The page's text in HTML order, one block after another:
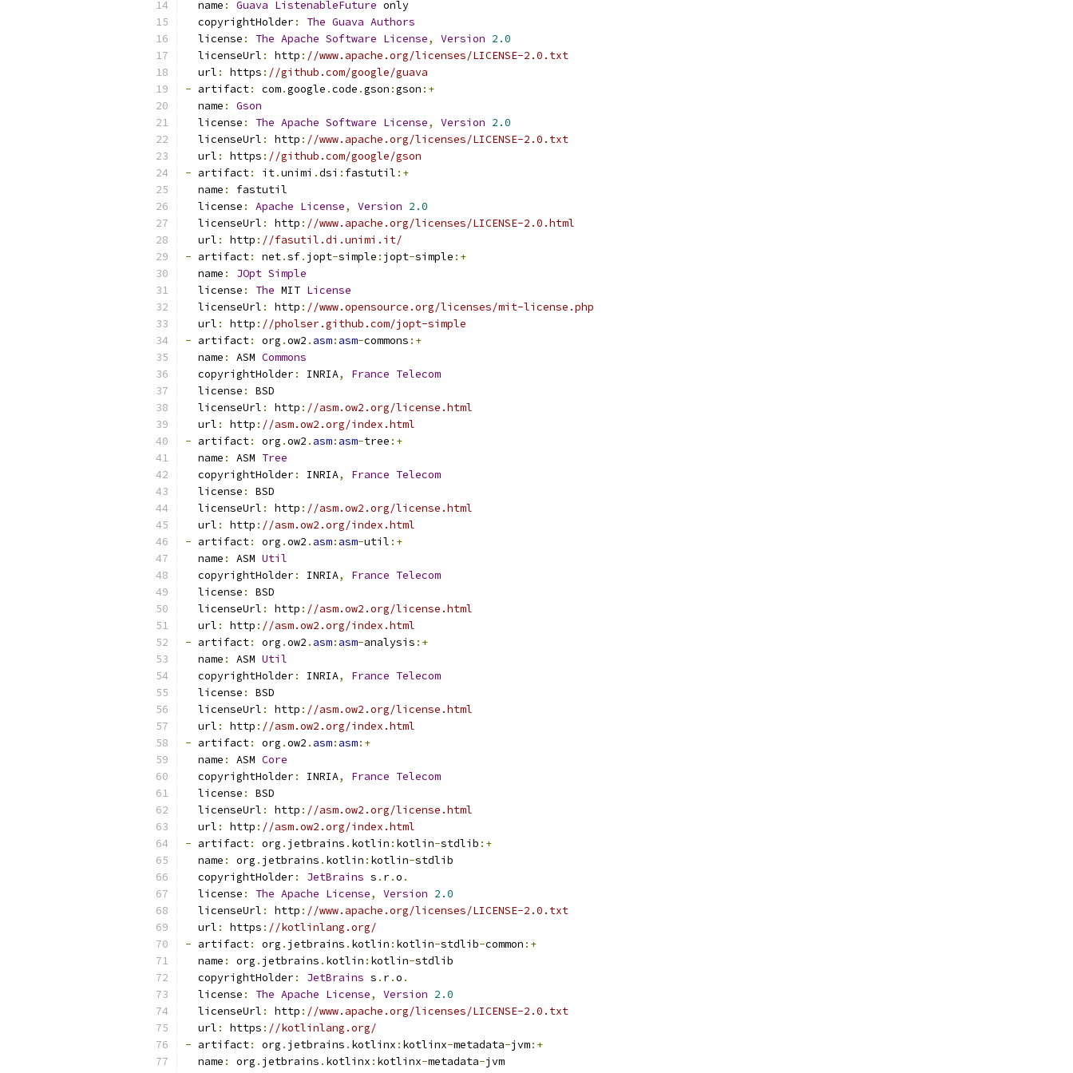
  name
: Guava ListenableFuture only
  copyrightHolder
: The Guava Authors
  license
: The Apache Software License, Version 2.0
  licenseUrl
: http : //www.apache.org/licenses/LICENSE-2.0.txt
  url
: https : //github.com/google/guava
- artifact: com.google .code .gson :gson :+
  name
:
Gson
  license
: The Apache Software License, Version 2.0
  licenseUrl
: http : //www.apache.org/licenses/LICENSE-2.0.txt
  url
: https : //github.com/google/gson
- artifact: it.unimi .dsi : fastutil :+
  name
:
fastutil
  license
: Apache License, Version 2.0
  licenseUrl
: http : //www.apache.org/licenses/LICENSE-2.0.html
  url
: http : //fasutil.di.unimi.it/
- artifact: net.sf. jopt-simple : jopt-simple :+
  name
: JOpt Simple
  license
: The MIT License
  licenseUrl
: http : //www.opensource.org/licenses/mit-license.php
  url
: http : //pholser.github.com/jopt-simple
- artifact: org .ow2 . asm: asm-commons :+
  name
: ASM Commons
  copyrightHolder
: INRIA, France Telecom
  license
:
BSD
  licenseUrl
: http : //asm.ow2.org/license.html
  url
: http : //asm.ow2.org/index.html
- artifact: org .ow2 . asm: asm-tree :+
  name
: ASM Tree
  copyrightHolder
: INRIA, France Telecom
  license
:
BSD
  licenseUrl
: http : //asm.ow2.org/license.html
  url
: http : //asm.ow2.org/index.html
- artifact: org .ow2 . asm: asm-util :+
  name
: ASM Util
  copyrightHolder
: INRIA, France Telecom
  license
:
BSD
  licenseUrl
: http : //asm.ow2.org/license.html
  url
: http : //asm.ow2.org/index.html
- artifact: org .ow2 . asm: asm-analysis :+
  name
: ASM Util
  copyrightHolder
: INRIA, France Telecom
  license
:
BSD
  licenseUrl
: http : //asm.ow2.org/license.html
  url
: http : //asm.ow2.org/index.html
- artifact: org .ow2 . asm: asm:+
  name
: ASM Core
  copyrightHolder
: INRIA, France Telecom
  license
:
BSD
  licenseUrl
: http : //asm.ow2.org/license.html
  url
: http : //asm.ow2.org/index.html
- artifact: org . jetbrains . kotlin : kotlin-stdlib :+
  name
: org . jetbrains . kotlin : kotlin-stdlib
  copyrightHolder
: JetBrains s . r.o .
  license
: The Apache License, Version 2.0
  licenseUrl
: http : //www.apache.org/licenses/LICENSE-2.0.txt
  url
: https : //kotlinlang.org/
- artifact: org . jetbrains . kotlin : kotlin-stdlib-common :+
  name
: org . jetbrains . kotlin : kotlin-stdlib
  copyrightHolder
: JetBrains s . r.o .
  license
: The Apache License, Version 2.0
  licenseUrl
: http : //www.apache.org/licenses/LICENSE-2.0.txt
  url
: https : //kotlinlang.org/
- artifact: org . jetbrains . kotlinx : kotlinx-metadata-jvm:+
  name
: org . jetbrains . kotlinx : kotlinx-metadata-jvm